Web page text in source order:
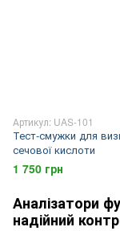
Артикул: UAS-101
Тест-смужки для
сечової кислоти
1 750 грн
Аналізатори
надійний